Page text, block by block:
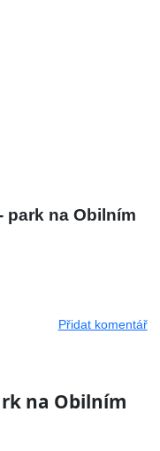
park na Obilním
Přidat komentář
na Obilním